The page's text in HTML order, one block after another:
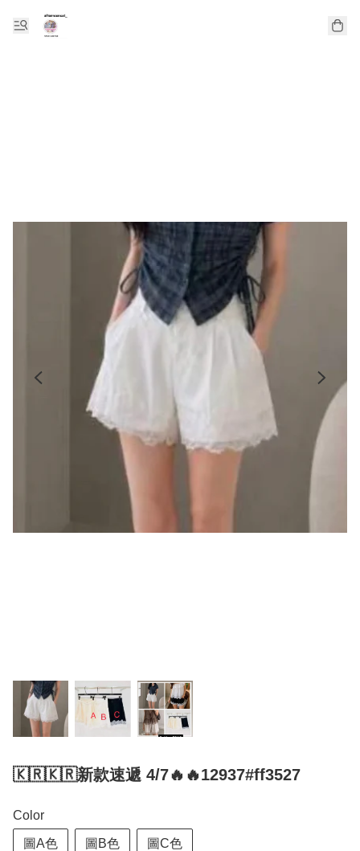
🇰🇷🇰🇷新款速遞 4/7🔥🔥12937#ff3527
Color
圖A色 圖B色 圖C色